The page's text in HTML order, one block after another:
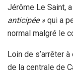
Jérôme Le Saint,
anticipée » qui a
normal malgré le
Loin de s’arrêter
de la centrale de